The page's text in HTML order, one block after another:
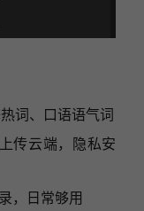
词、口语语气词
传云端，隐私安
，日常够用